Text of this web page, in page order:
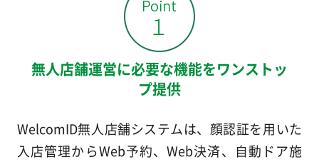
無人店舗運営に必要な機能をワンストッ
プ提供
WelcomID無人店舗システムは、顔認証を用いた
入店管理からWeb予約、Web決済、自動ドア施